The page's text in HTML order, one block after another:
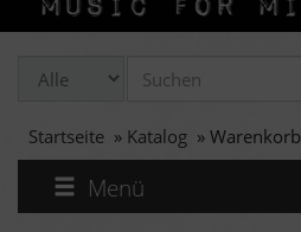
Startseite » Katalog » Warenkorb
Menü